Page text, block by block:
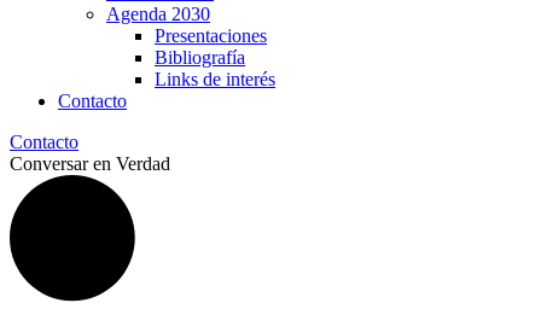
Agenda 2030
Presentaciones
Bibliografía
Links de interés
Contacto
Contacto
Conversar en Verdad